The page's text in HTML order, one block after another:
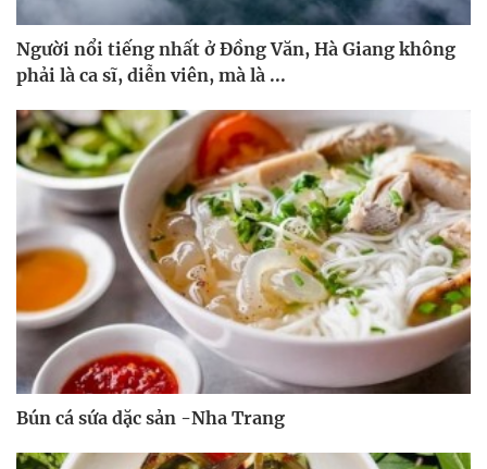
Người nổi tiếng nhất ở Đồng Văn, Hà Giang không
phải là ca sĩ, diễn viên, mà là ...
Bún cá sứa dặc sản -Nha Trang